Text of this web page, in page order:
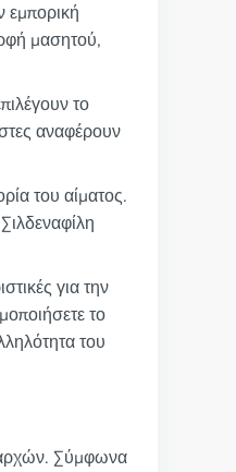
εμπορική
μασητού,
το
αναφέρουν
του αίματος.
για την
το
του
αρχών. Σύμφωνα